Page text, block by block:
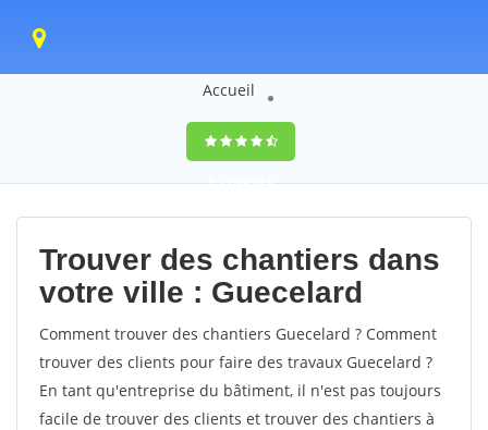
Accueil
9,5(100%)0
votes
Trouver des chantiers dans
votre ville : Guecelard
Comment trouver des chantiers Guecelard ? Comment
trouver des clients pour faire des travaux Guecelard ?
En tant qu'entreprise du bâtiment, il n'est pas toujours
facile de trouver des clients et trouver des chantiers à